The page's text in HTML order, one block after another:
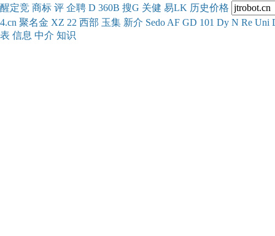
醒定竞 商标 评 企聘 D 360B 搜G 关健 易LK 历史价格
4.cn 聚名金 XZ 22 西部 玉集 新介 Sedo AF GD 101 Dy N Re Uni
表 信息 中介 知识